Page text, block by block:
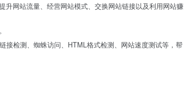
升网站流量、经营网站模式、交换网站链接以及利用网站赚
接检测、蜘蛛访问、HTML格式检测、网站速度测试等，帮